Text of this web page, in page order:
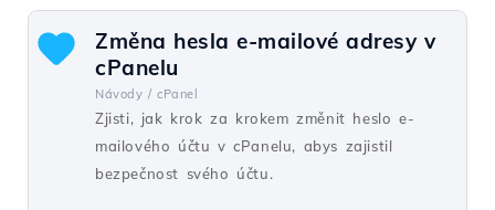
Změna hesla e-mailové adresy v
cPanelu
Návody / cPanel
Zjisti, jak krok za krokem změnit heslo e-
mailového účtu v cPanelu, abys zajistil
bezpečnost svého účtu.